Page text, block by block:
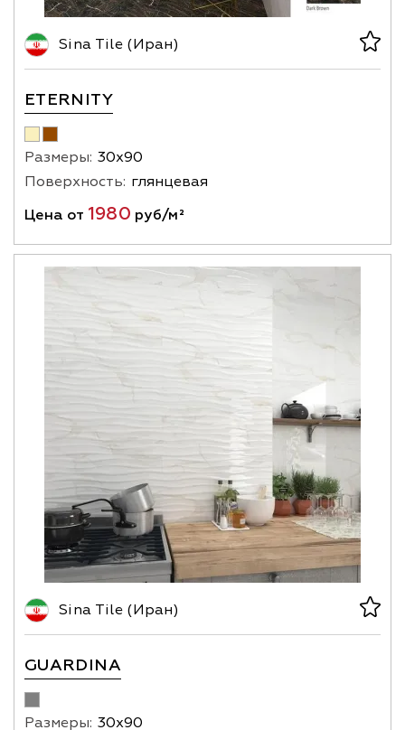
Sina Tile (Иран)
ETERNITY
Размеры: 30х90
Поверхность: глянцевая
Цена от 1980 руб/м²
Sina Tile (Иран)
GUARDINA
Размеры: 30х90